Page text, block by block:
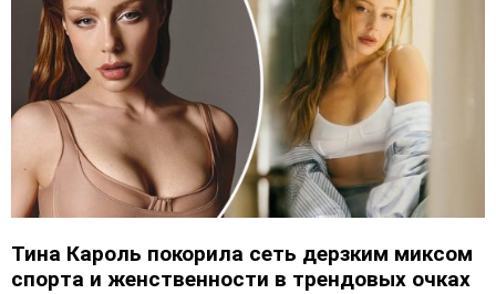
Тина Кароль покорила сеть дерзким миксом
спорта и женственности в трендовых очках